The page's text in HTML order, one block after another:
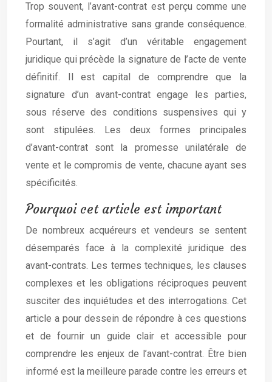
Trop souvent, l’avant-contrat est perçu comme une
formalité administrative sans grande conséquence.
Pourtant, il s’agit d’un véritable engagement
juridique qui précède la signature de l’acte de vente
définitif. Il est capital de comprendre que la
signature d’un avant-contrat engage les parties,
sous réserve des conditions suspensives qui y
sont stipulées. Les deux formes principales
d’avant-contrat sont la promesse unilatérale de
vente et le compromis de vente, chacune ayant ses
spécificités.
Pourquoi cet article est important
De nombreux acquéreurs et vendeurs se sentent
désemparés face à la complexité juridique des
avant-contrats. Les termes techniques, les clauses
complexes et les obligations réciproques peuvent
susciter des inquiétudes et des interrogations. Cet
article a pour dessein de répondre à ces questions
et de fournir un guide clair et accessible pour
comprendre les enjeux de l’avant-contrat. Être bien
informé est la meilleure parade contre les erreurs et